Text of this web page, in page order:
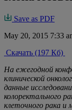
Save as PDF
May 20, 2015 7:33
Скачать (197 Кб)
На ежегодной
клинической
данные
колоректального
клеточного рака и